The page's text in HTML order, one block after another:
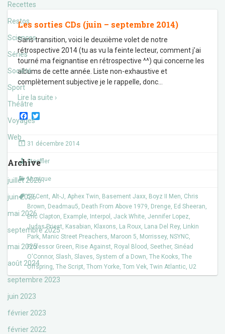
Recettes
Restos
Sciences
Séries
Société
Sport
Théâtre
Voyages
Web
Archive
juillet 2026
juin 2026
mai 2026
septembre 2025
mai 2025
août 2024
septembre 2023
juin 2023
février 2023
février 2022
Les sorties CDs (juin – septembre 2014)
Sans transition, voici le deuxième volet de notre
rétrospective 2014 (tu as vu la feinte lecteur, comment j’ai
tourné ma feignantise en rétrospective ^^) qui concerne les
albums de cette année. Liste non-exhaustive et
complètement subjective je le rappelle, donc
Lire la suite ›
F
a
e
b
o
t
t
r
31 décembre 2014
Stoeffler
Musique
50 Cent, Alt-J, Aphex Twin, Basement Jaxx, Boyz II Men, Chris
Brown, Deadmau5, Death From Above 1979, Drenge, Ed Sheeran,
Eric Clapton, Example, Interpol , Jack White, Jennifer Lopez,
Judas Priest, Kasabian, Klaxons, La Roux, Lana Del Rey, Linkin
Park, Manic Street Preachers, Maroon 5, Morrissey, NSYNC,
Professor Green, Rise Against, Royal Blood , Seether, Sinéad
O'Connor, Slash, Slaves, System of a Down, The Kooks, The
Offspring, The Script, Thom Yorke, Tom Vek, Twin Atlantic, U2